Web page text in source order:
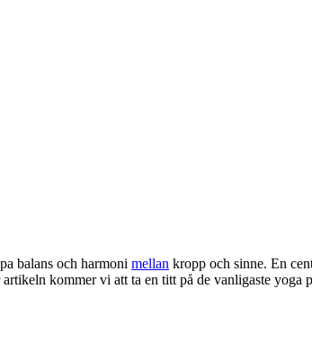
balans och harmoni mellan kropp och sinne. En
kommer vi att ta en titt på de vanligaste